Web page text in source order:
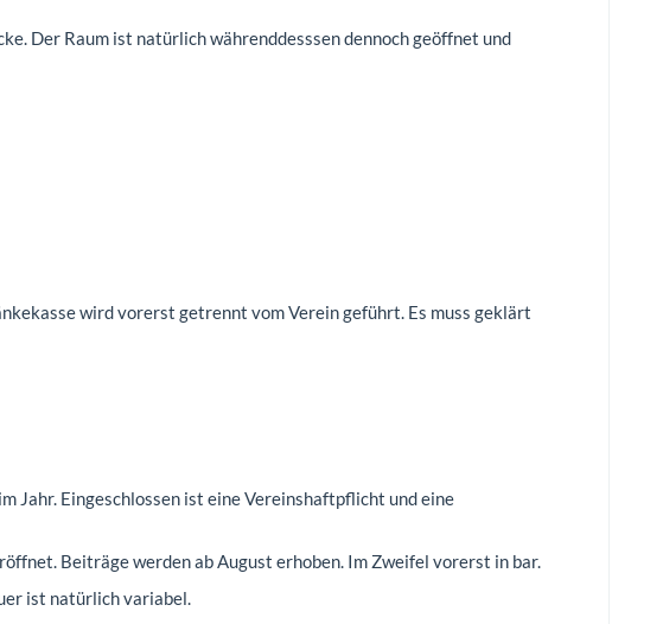
Der Raum ist natürlich währenddesssen dennoch geöffnet und
wird vorerst getrennt vom Verein geführt. Es muss geklärt
Jahr. Eingeschlossen ist eine Vereinshaftpflicht und eine
Beiträge werden ab August erhoben. Im Zweifel vorerst in bar.
ist natürlich variabel.